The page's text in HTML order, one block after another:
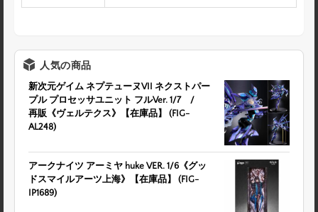
人気の商品
新次元ゲイム ネプテューヌVII ネクストパー
プル プロセッサユニット フルVer. 1/7 /
再販《ヴェルテクス》【在庫品】 (FIG-
AL248)
アークナイツ アーミヤ huke VER. 1/6《グッ
ドスマイルアーツ上海》【在庫品】 (FIG-
IP1689)